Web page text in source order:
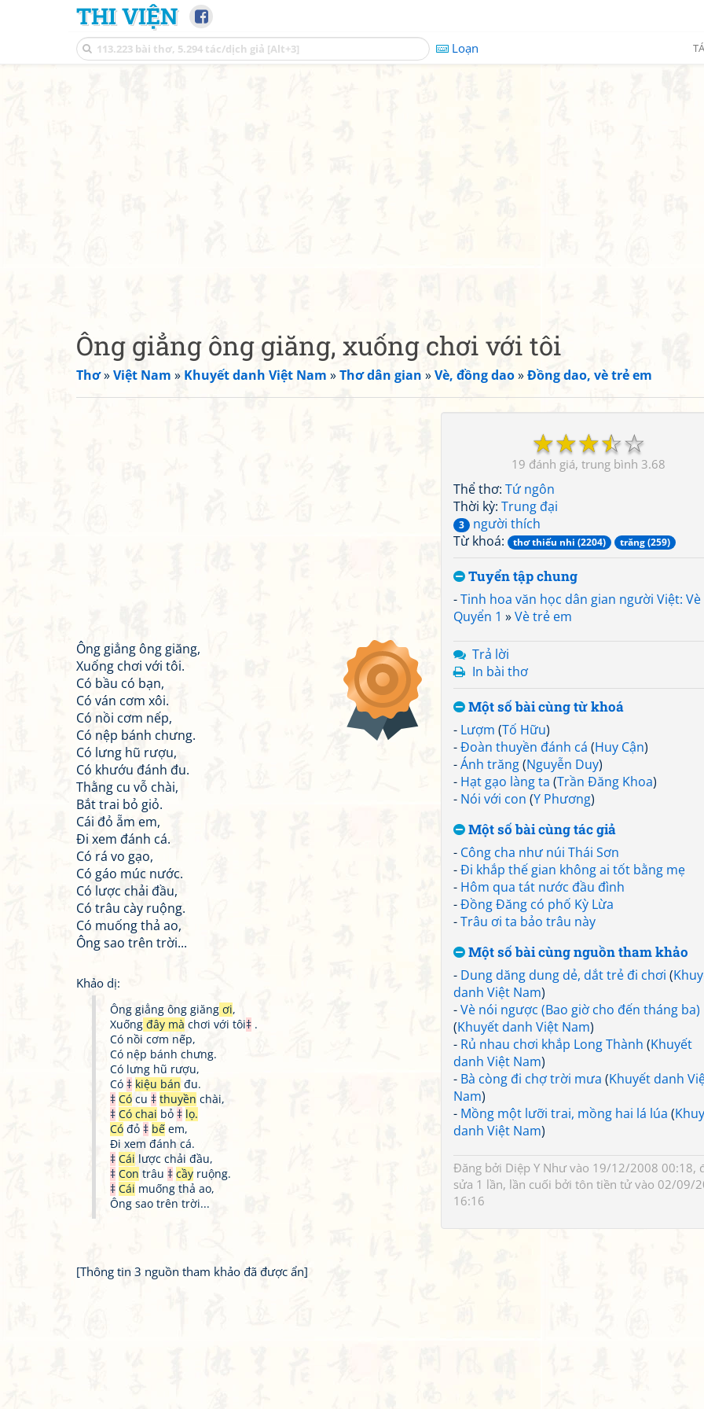
THI VIỆN
Loạn
Ông giẳng ông giăng, xuống chơi với tôi
Thơ»Việt Nam » Khuyết danh Việt Nam »Thơ dân gian »Vè, đồng dao»Đồng dao, vè trẻ em
☆
☆
☆
☆
☆
19 3.68
Thể thơ: Tứ ngôn
Thời kỳ: Trung đại
3
người thích
Từ khoá:
thơ thiếu nhi (2204) trăng (259)
Tuyển tập chung
-Tinh hoa văn học dân gian người Việt: Vè
Quyển 1 »Vè trẻ em
Trả lời
In bài thơ
Một số bài cùng từ khoá
- Lượm (Tố Hữu)
-Đoàn thuyền đánh cá (Huy Cận)
-Ánh trăng(Nguyễn Duy)
- Hạt gạo làng ta (Trần Đăng Khoa)
- Nói với con (Y Phương)
Một số bài cùng tác giả
- Công cha như núi Thái Sơn
-Đi khắp thế gian không ai tốt bằng mẹ
- Hôm qua tát nước đầu đình
-Đồng Đăng có phố Kỳ Lừa
-Trâu ơi ta bảo trâu này
Một số bài cùng nguồn tham khảo
- Dung dăng dung dẻ, dắt trẻ đi chơi (
danh Việt Nam)
-Vè nói ngược (Bao giờ cho đến tháng ba)
(Khuyết danh Việt Nam)
- Rủ nhau chơi khắp Long Thành (Khuyết
danh Việt Nam)
- Bà còng đi chợ trời mưa (Khuyết danh
Nam)
- Mồng một lưỡi trai, mồng hai lá lúa (
danh Việt Nam)
Đăng bởi Diệp Y Nhưvào 19/12/2008 00:18,
sửa 1 lần, lần cuối bởi tôn tiền tửvào 02/09/
16:16
Ông giẳng ông giăng,
Xuống chơi với tôi.
Có bầu có bạn,
Có ván cơm xôi.
Có nồi cơm nếp,
Có nệp bánh chưng.
Có lưng hũ rượu,
Có khướu đánh đu.
Thằng cu vỗ chài,
Bắt trai bỏ giỏ.
Cái đỏ ẵm em,
Đi xem đánh cá.
Có rá vo gạo,
Có gáo múc nước.
Có lược chải đầu,
Có trâu cày ruộng.
Có muống thả ao,
Ông sao trên trời...
Khảo dị:
Ông giẳng ông giăng ơi,
Xuống đây mà chơi với tôi‡ .
Có nồi cơm nếp,
Có nệp bánh chưng.
Có lưng hũ rượu,
Có ‡ kiệu bán đu.
‡ Có cu ‡ thuyền chài,
‡ Có chai bỏ ‡ lọ.
Có đỏ ‡ bế em,
Đi xem đánh cá.
‡ Cái lược chải đầu,
‡ Con trâu ‡ cầy ruộng.
‡ Cái muống thả ao,
Ông sao trên trời...
[Thông tin 3 nguồn tham khảo đã được ẩn]